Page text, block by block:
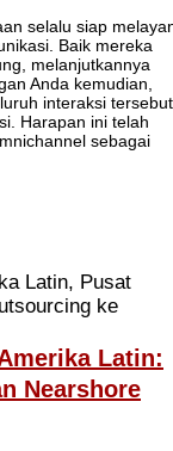
selalu siap
Baik mereka
melanjutkannya
Anda kemudian,
interaksi tersebut
Harapan ini telah
sebagai
Latin:
Nearshore